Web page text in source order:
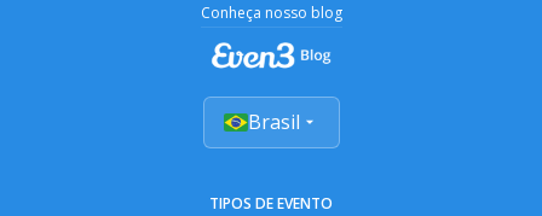
Conheça nosso blog
Brasil
TIPOS DE EVENTO